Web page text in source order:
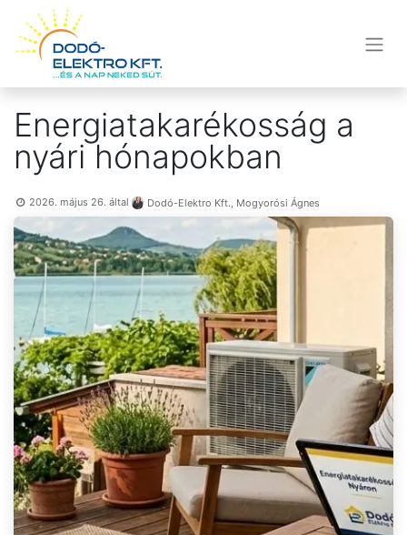
Energiatakarékosság a
nyári hónapokban
2026. május 26. által Dodó-Elektro Kft., Mogyorósi Ágnes